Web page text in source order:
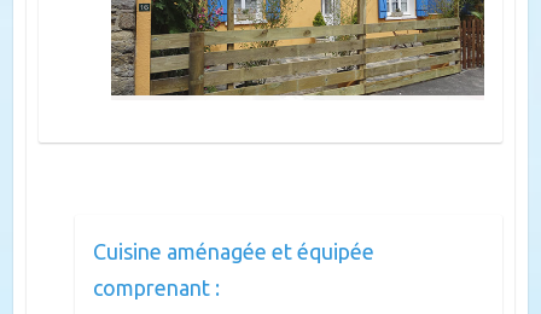
Cuisine aménagée et équipée